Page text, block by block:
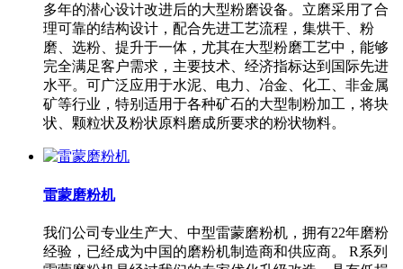
多年的潜心设计改进后的大型粉磨设备。立磨采用了合
理可靠的结构设计，配合先进工艺流程，集烘干、粉
磨、选粉、提升于一体，尤其在大型粉磨工艺中，能够
完全满足客户需求，主要技术、经济指标达到国际先进
水平。可广泛应用于水泥、电力、冶金、化工、非金属
矿等行业，特别适用于各种矿石的大型制粉加工，将块
状、颗粒状及粉状原料磨成所要求的粉状物料。
雷蒙磨粉机
我们公司专业生产大、中型雷蒙磨粉机，拥有22年磨粉
经验，已经成为中国的磨粉机制造商和供应商。 R系列